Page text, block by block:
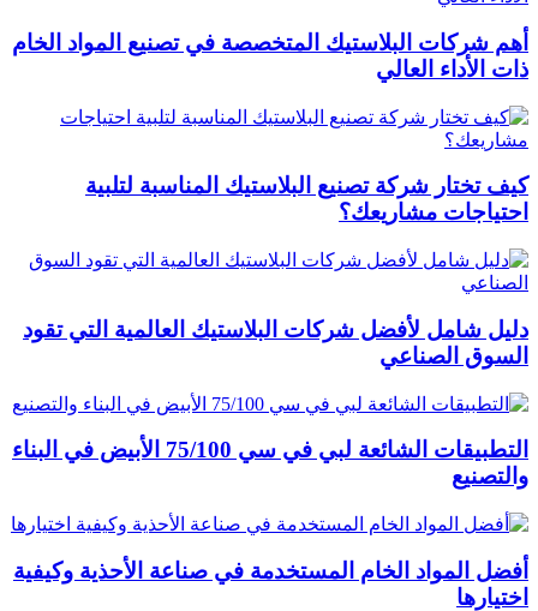
أهم شركات البلاستيك المتخصصة في تصنيع المواد الخام
ذات الأداء العالي
كيف تختار شركة تصنيع البلاستيك المناسبة لتلبية
احتياجات مشاريعك؟
دليل شامل لأفضل شركات البلاستيك العالمية التي تقود
السوق الصناعي
التطبيقات الشائعة لبي في سي 75/100 الأبيض في البناء
والتصنيع
أفضل المواد الخام المستخدمة في صناعة الأحذية وكيفية
اختيارها